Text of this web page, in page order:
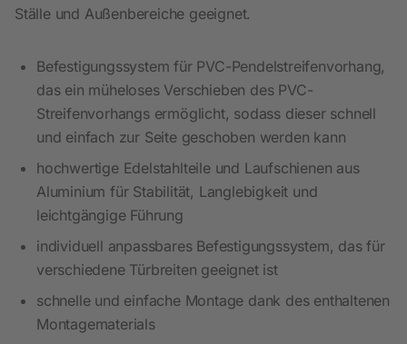
Ställe und Außenbereiche geeignet.
Befestigungssystem für PVC-Pendelstreifenvorhang,
das ein müheloses Verschieben des PVC-
Streifenvorhangs ermöglicht, sodass dieser schnell
und einfach zur Seite geschoben werden kann
hochwertige Edelstahlteile und Laufschienen aus
Aluminium für Stabilität, Langlebigkeit und
leichtgängige Führung
individuell anpassbares Befestigungssystem, das für
verschiedene Türbreiten geeignet ist
schnelle und einfache Montage dank des enthaltenen
Montagematerials